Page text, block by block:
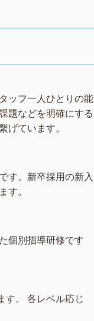
ッフ一人ひとりの能
題などを明確にする
げています。
す。新卒採用の新入
す。
個別指導研修です
す。 各レベル応じ